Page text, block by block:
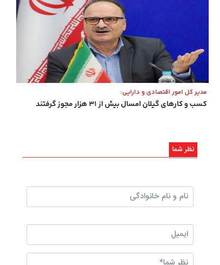
مدیر کل امور اقتصادی و دارایی:
کسب و کارهای گیلان امسال بیش از ۳۱ هزار مجوز گرفتند
نظر شما